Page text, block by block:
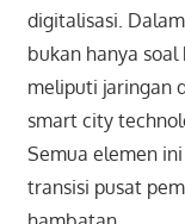
digitalisasi.
bukan hanya
meliputi jaringan
smart city
Semua elemen
transisi pusat